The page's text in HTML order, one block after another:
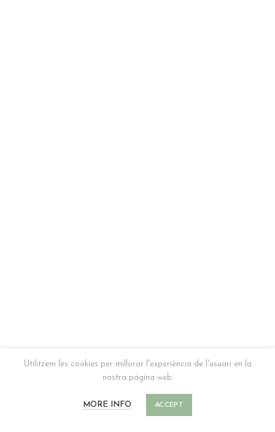
Utilitzem les cookies per millorar l'experiència de l'usuari en la
nostra pàgina web.
MORE INFO ACCEPT